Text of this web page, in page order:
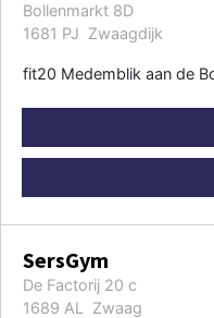
Bollenmarkt 8D
1681 PJ Zwaagdijk
fit20 Medemblik aan de
SersGym
De Factorij 20 c
1689 AL Zwaag